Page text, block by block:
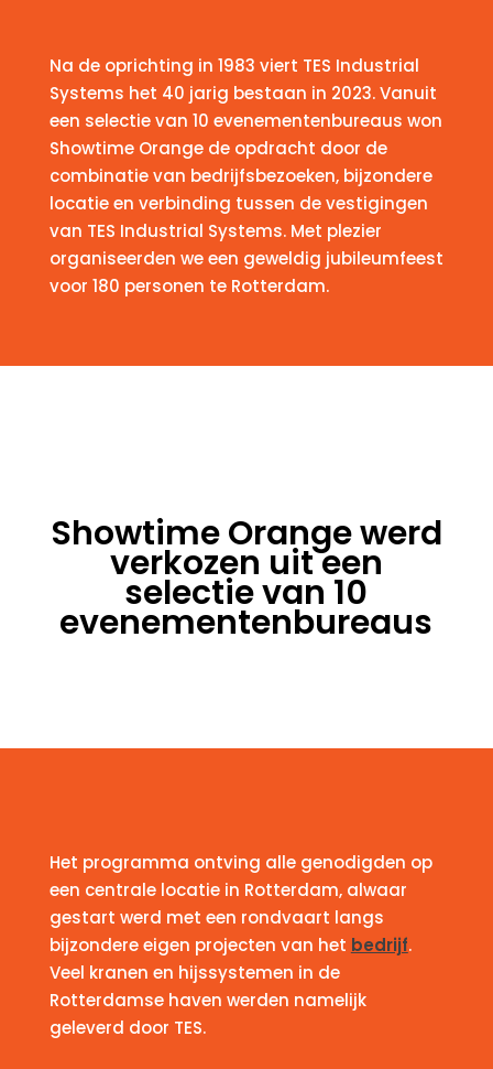
Na de oprichting in 1983 viert TES Industrial
Systems het 40 jarig bestaan in 2023. Vanuit
een selectie van 10 evenementenbureaus won
Showtime Orange de opdracht door de
combinatie van bedrijfsbezoeken, bijzondere
locatie en verbinding tussen de vestigingen
van TES Industrial Systems. Met plezier
organiseerden we een geweldig jubileumfeest
voor 180 personen te Rotterdam.
Showtime Orange werd
verkozen uit een
selectie van 10
evenementenbureaus
Het programma ontving alle genodigden op
een centrale locatie in Rotterdam, alwaar
gestart werd met een rondvaart langs
bijzondere eigen projecten van het bedrijf.
Veel kranen en hijssystemen in de
Rotterdamse haven werden namelijk
geleverd door TES.